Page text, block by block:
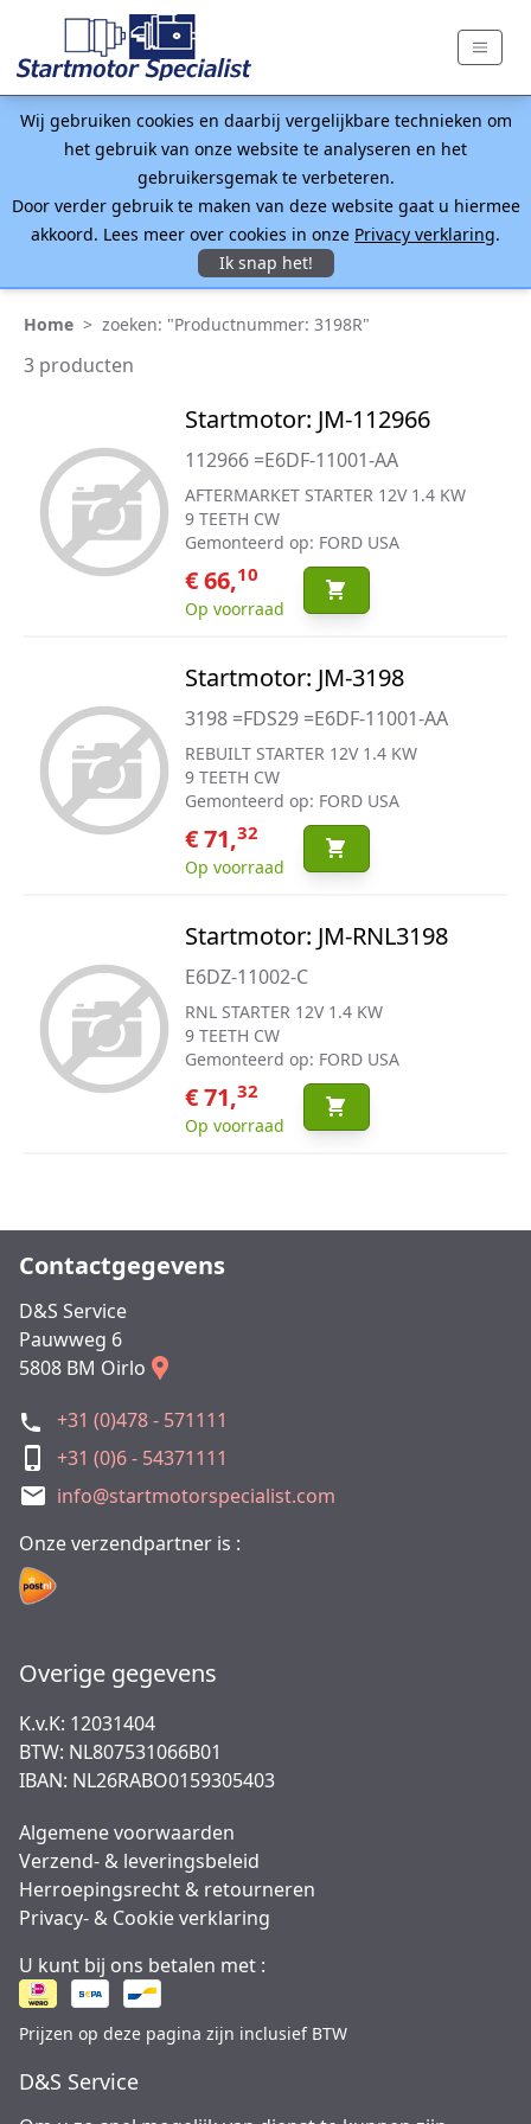
Wij gebruiken cookies en daarbij vergelijkbare technieken om
het gebruik van onze website te analyseren en het
gebruikersgemak te verbeteren.
Door verder gebruik te maken van deze website gaat u hiermee
akkoord. Lees meer over cookies in onze Privacy verklaring.
Ik snap het!
Home > zoeken: "Productnummer: 3198R"
3 producten
Startmotor: JM-112966
112966 =E6DF-11001-AA
AFTERMARKET STARTER 12V 1.4 KW
9 TEETH CW
Gemonteerd op: FORD USA
€ 66,10
Op voorraad
Startmotor: JM-3198
3198 =FDS29 =E6DF-11001-AA
REBUILT STARTER 12V 1.4 KW
9 TEETH CW
Gemonteerd op: FORD USA
€ 71,32
Op voorraad
Startmotor: JM-RNL3198
E6DZ-11002-C
RNL STARTER 12V 1.4 KW
9 TEETH CW
Gemonteerd op: FORD USA
€ 71,32
Op voorraad
Contactgegevens
D&S Service
Pauwweg 6
5808 BM Oirlo
+31 (0)478 - 571111
+31 (0)6 - 54371111
info@startmotorspecialist.com
Onze verzendpartner is :
Overige gegevens
K.v.K: 12031404
BTW: NL807531066B01
IBAN: NL26RABO0159305403
Algemene voorwaarden
Verzend- & leveringsbeleid
Herroepingsrecht & retourneren
Privacy- & Cookie verklaring
U kunt bij ons betalen met :
Prijzen op deze pagina zijn inclusief BTW
D&S Service